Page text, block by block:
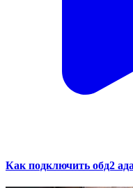
Как подключить обд2